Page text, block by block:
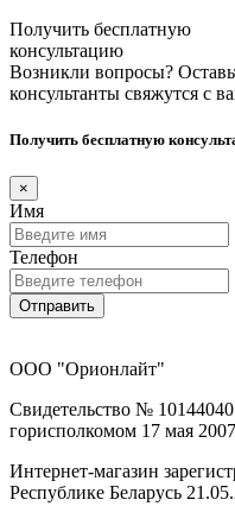
Получить бесплатную
консультацию
Возникли вопросы?
консультанты свяжутся с
Получить бесплатную
×
Имя
Телефон
Отправить
ООО "Орионлайт"
Свидетельство №
горисполкомом 17 мая 2007
Интернет-магазин
Республике Беларусь